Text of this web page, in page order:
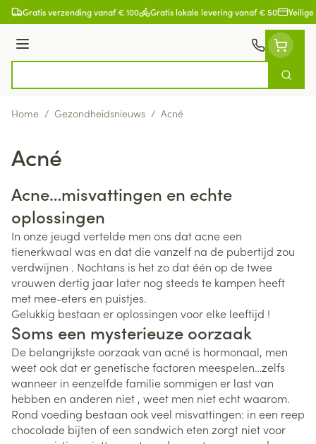
Ga naar de inhoud
Gratis verzending vanaf € 100 Gratis lokale levering vanaf € 50
Menu
Zoek
Home / Gezondheidsnieuws / Acné
Acné
Acne…misvattingen en echte
oplossingen
In onze jeugd vertelde men ons dat acne een
tienerkwaal was en dat die vanzelf na de pubertijd zou
verdwijnen . Nochtans is het zo dat één op de twee
vrouwen dertig jaar later nog steeds te kampen heeft
met mee-eters en puistjes.
Gelukkig bestaan er oplossingen voor elke leeftijd !
Soms een mysterieuze oorzaak
De belangrijkste oorzaak van acné is hormonaal, men
weet ook dat er genetische factoren meespelen…zelfs
wanneer in eenzelfde familie sommigen er last van
hebben en anderen niet , weet men niet echt waarom.
Rond voeding bestaan ook veel misvattingen: in een reep
chocolade bijten of een sandwich eten zorgt niet voor